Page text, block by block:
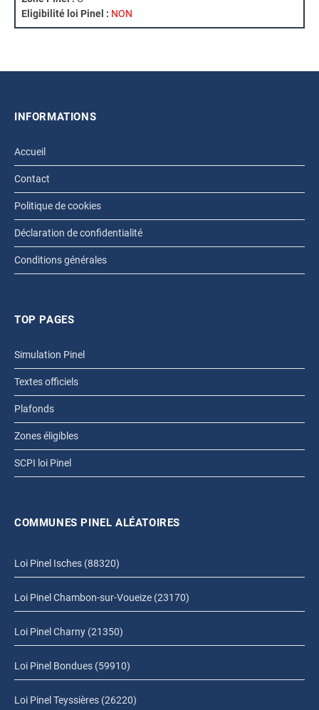
Eligibilité loi Pinel : NON
INFORMATIONS
Accueil
Contact
Politique de cookies
Déclaration de confidentialité
Conditions générales
TOP PAGES
Simulation Pinel
Textes officiels
Plafonds
Zones éligibles
SCPI loi Pinel
COMMUNES PINEL ALÉATOIRES
Loi Pinel Isches (88320)
Loi Pinel Chambon-sur-Voueize (23170)
Loi Pinel Charny (21350)
Loi Pinel Bondues (59910)
Loi Pinel Teyssières (26220)